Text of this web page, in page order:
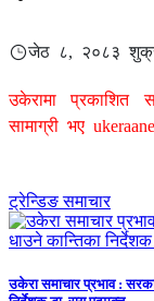
जेठ ८, २०८३
उकेरामा प्रकाशित
सामाग्री भए
ट्रेन्डिङ समाचार
उकेरा समाचार प्रभाव :